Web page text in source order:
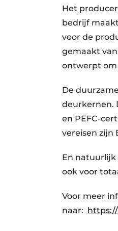
Het
bedrijf
voor de
gemaakt
ontwerpt om
De
deurkernen.
en PEFC-
vereisen zijn
En natuurlijk
ook voor
Voor meer
naar: